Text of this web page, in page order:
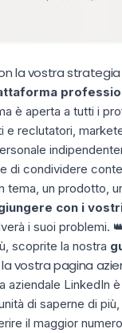
la vostra
è aperta a tutti i
e reclutatori,
di condividere
tema, un prodotto,
con i
i suoi problemi.
scoprite la nostra
vostra pagina
aziendale LinkedIn
di saperne di
il maggior